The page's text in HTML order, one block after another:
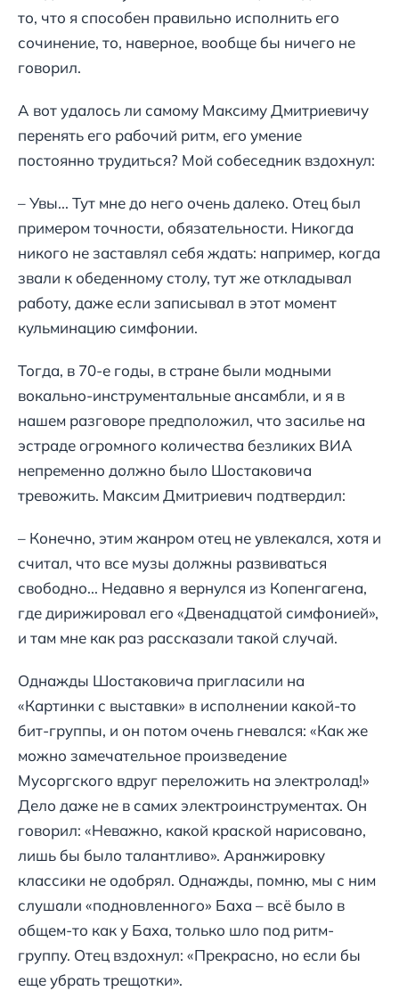
то, что я способен правильно исполнить его
сочинение, то, наверное, вообще бы ничего не
говорил.
А вот удалось ли самому Максиму Дмитриевичу
перенять его рабочий ритм, его умение
постоянно трудиться? Мой собеседник вздохнул:
– Увы... Тут мне до него очень далеко. Отец был
примером точности, обязательности. Никогда
никого не заставлял себя ждать: например, когда
звали к обеденному столу, тут же откладывал
работу, даже если записывал в этот момент
кульминацию симфонии.
Тогда, в 70-е годы, в стране были модными
вокально-инструментальные ансамбли, и я в
нашем разговоре предположил, что засилье на
эстраде огромного количества безликих ВИА
непременно должно было Шостаковича
тревожить. Максим Дмитриевич подтвердил:
– Конечно, этим жанром отец не увлекался, хотя и
считал, что все музы должны развиваться
свободно... Недавно я вернулся из Копенгагена,
где дирижировал его «Двенадцатой симфонией»,
и там мне как раз рассказали такой случай.
Однажды Шостаковича пригласили на
«Картинки с выставки» в исполнении какой-то
бит-группы, и он потом очень гневался: «Как же
можно замечательное произведение
Мусоргского вдруг переложить на электролад!»
Дело даже не в самих электроинструментах. Он
говорил: «Неважно, какой краской нарисовано,
лишь бы было талантливо». Аранжировку
классики не одобрял. Однажды, помню, мы с ним
слушали «подновленного» Баха – всё было в
общем-то как у Баха, только шло под ритм-
группу. Отец вздохнул: «Прекрасно, но если бы
еще убрать трещотки».